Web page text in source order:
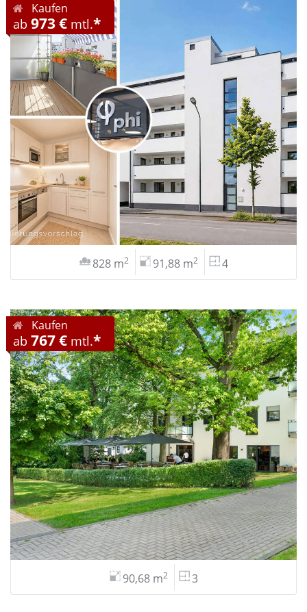
Kaufen
ab 973 € mtl.*
828 m2 91,88 m2 4
Kaufen
ab 767 € mtl.*
90,68 m2 3